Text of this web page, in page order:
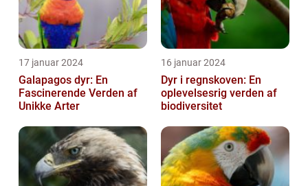
17 januar 2024
Galapagos dyr: En
Fascinerende Verden af
Unikke Arter
16 januar 2024
Dyr i regnskoven: En
oplevelsesrig verden af
biodiversitet